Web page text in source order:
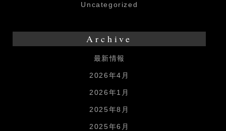
Uncategorized
Archive
最新情報
2026年4月
2026年1月
2025年8月
2025年6月